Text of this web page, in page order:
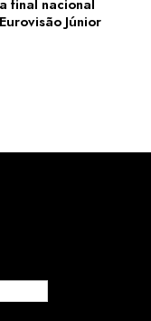
final nacional
Júnior